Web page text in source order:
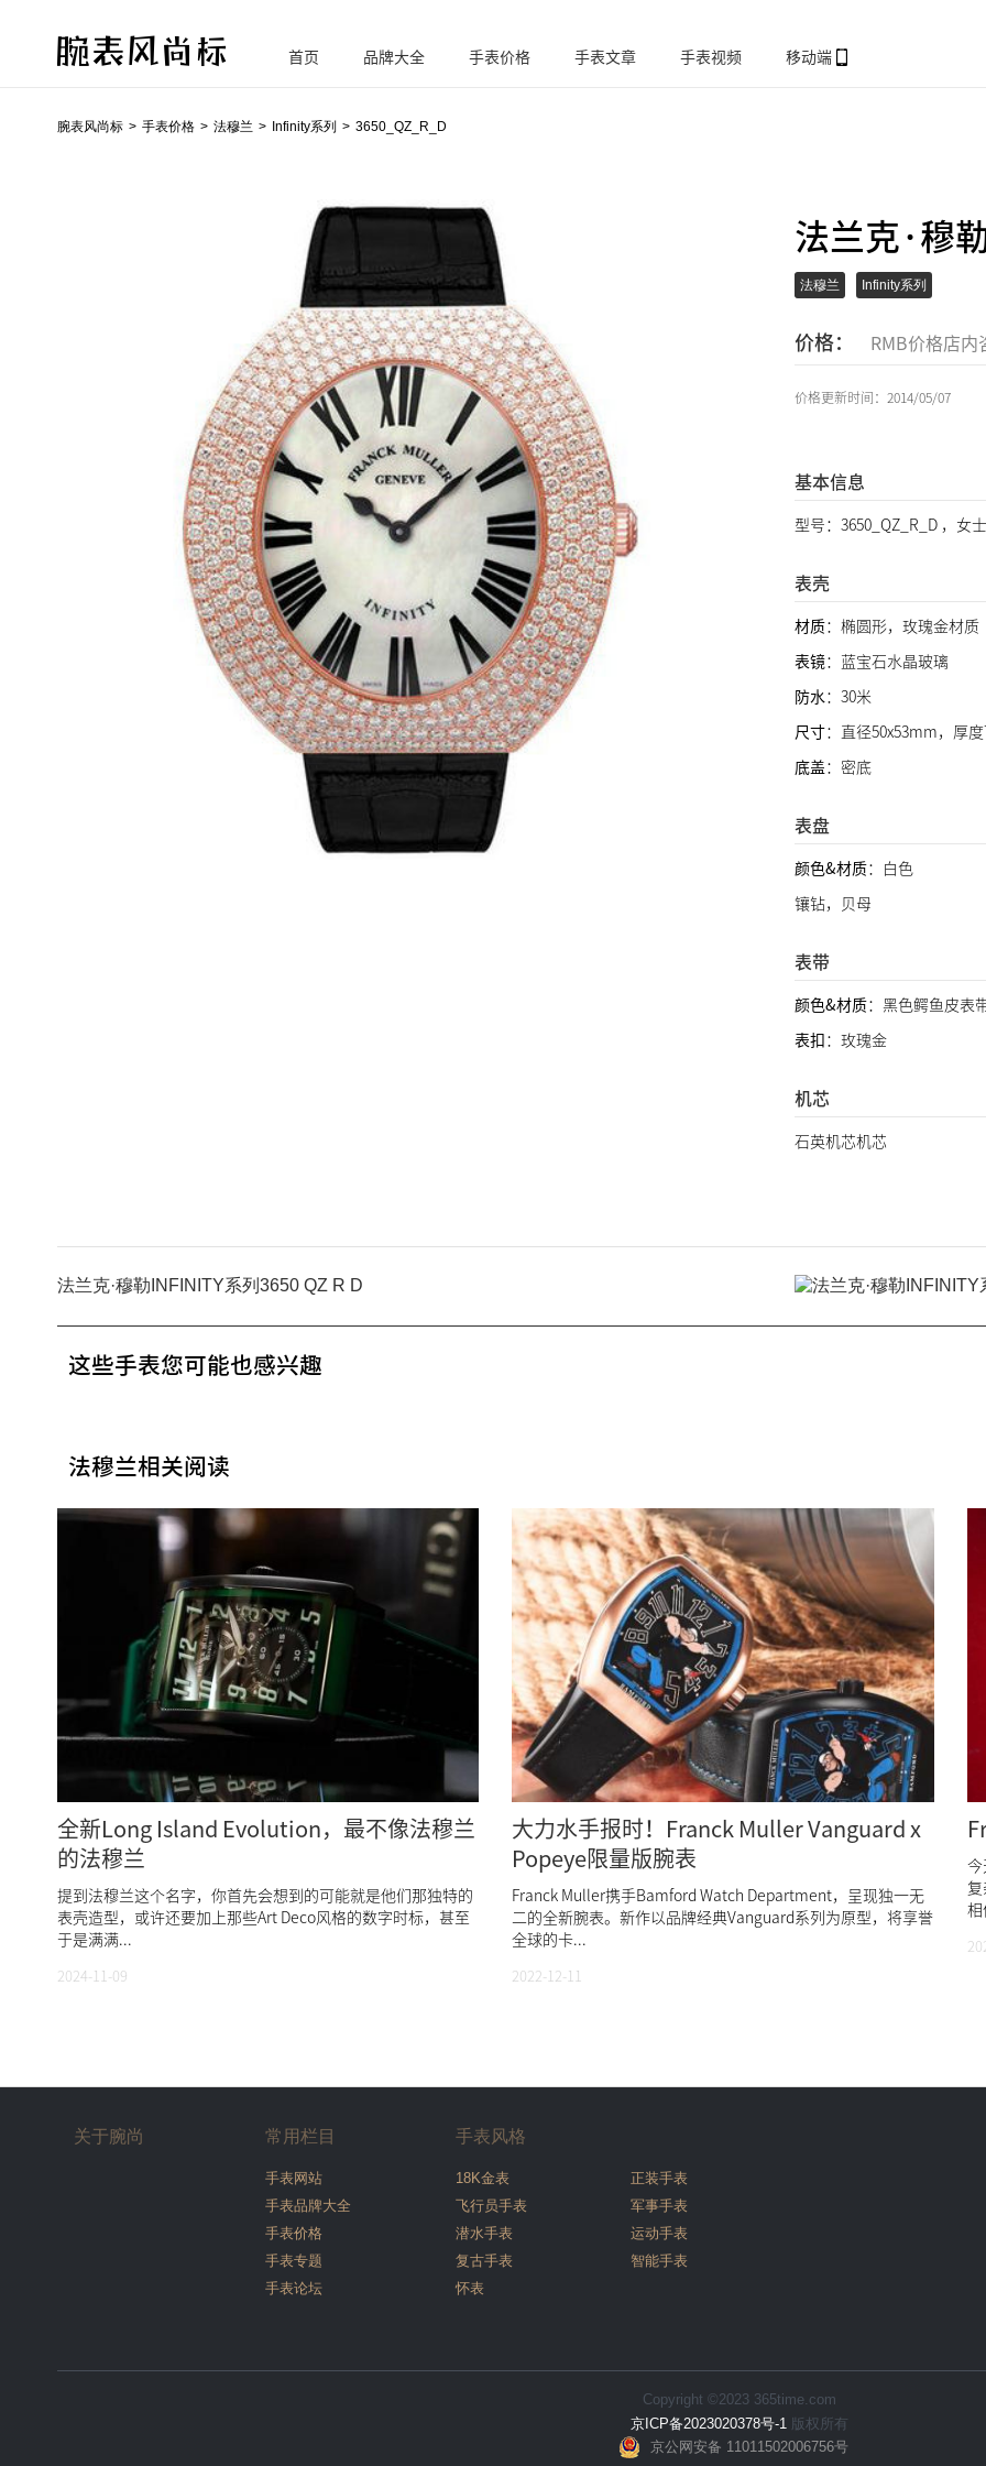
腕
首页 品牌大全 手表价格 手表文章 手表视频 移动端
腕表风尚标 手表价格 法穆兰 Infinity系列 3650_QZ_R_D
法兰克·穆
法穆兰 Infinity系列
价格： RMB价格店内
价格更新时间：2014/05/07
基本信息
型号：3650_QZ_R_D ，女
表壳
材质：椭圆形，玫瑰金材质
表镜：蓝宝石水晶玻璃
防水：30米
尺寸：直径50x53mm，厚
底盖：密底
表盘
颜色&材质：白色
镶钻，贝母
表带
颜色&材质：黑色鳄鱼皮表
表扣：玫瑰金
机芯
石英机芯机芯
法兰克·穆勒INFINITY系列3650 QZ R D
这些手表您可能也感兴趣
法穆兰相关阅读
全新Long Island Evolution，最不像法穆兰
的法穆兰
提到法穆兰这个名字，你首先会想到的可能就是他们那独特的
表壳造型，或许还要加上那些Art Deco风格的数字时标，甚至
于是满满...
2024-11-09
大力水手报时！Franck Muller Vanguard x
Popeye限量版腕表
Franck Muller携手Bamford Watch Department，呈现独一无
二的全新腕表。新作以品牌经典Vanguard系列为原型，将享誉
全球的卡...
2022-12-11
关于腕尚 常用栏目
手表网站
手表品牌大全
手表价格
手表专题
手表论坛
手表风格
18K金表
正装手表
飞行员手表
军事手表
潜水手表
运动手表
复古手表
智能手表
怀表
Copyright ©2023 365time.com
京ICP备2023020378号-1 版权所有
京公网安备 11011502006756号